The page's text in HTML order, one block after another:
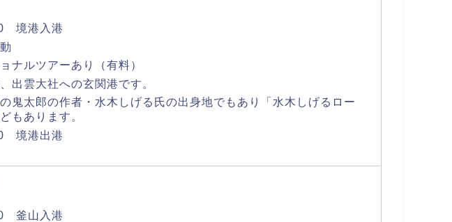
境港入港
ナルツアーあり（有料）
出雲大社への玄関港です。
鬼太郎の作者・水木しげる氏の出身地でもあり「水木しげるロー
もあります。
境港出港
釜山入港